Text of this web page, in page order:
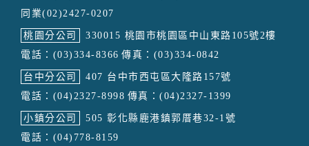
同業(02)2427-0207
桃園分公司
330015 桃園市桃園區中山東路105號2樓
電話：(03)334-8366 傳真：(03)334-0842
台中分公司
407 台中市西屯區大隆路157號
電話：(04)2327-8998 傳真：(04)2327-1399
小鎮分公司
505 彰化縣鹿港鎮郭厝巷32-1號
電話：(04)778-8159